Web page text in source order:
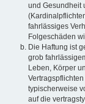
und Gesundheit
fahrlässiges
Folgeschäden
Die Haftung ist
grob
Leben, Körper
typischerweise
auf die